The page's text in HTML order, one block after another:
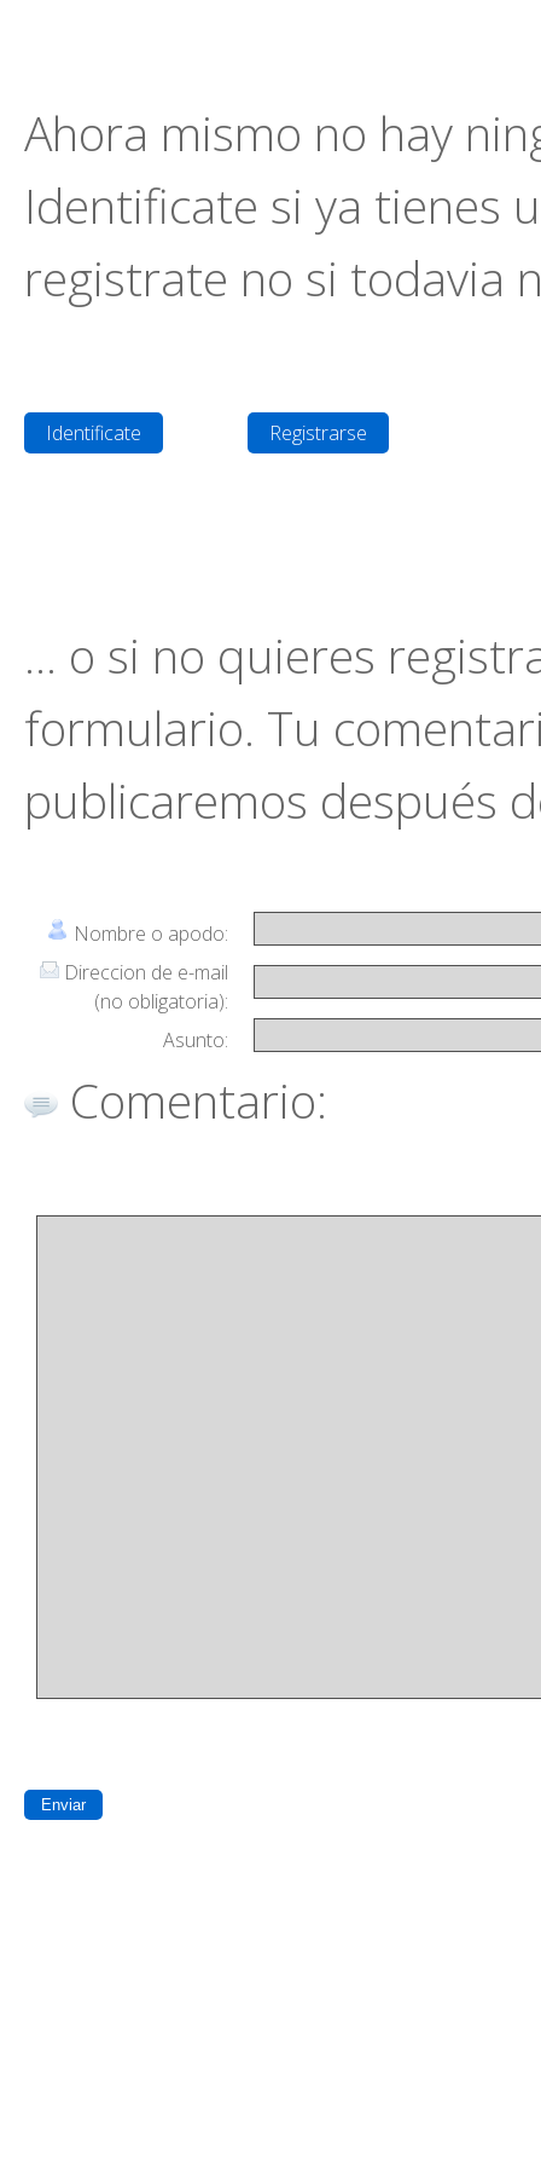
Ahora mismo no hay
Identificate si ya tienes
registrate no si todavia
Identificate Registrarse
... o si no quieres
formulario. Tu
publicaremos después
Nombre o apodo:
Direccion de e-mail
(no obligatoria):
Asunto:
Comentario: